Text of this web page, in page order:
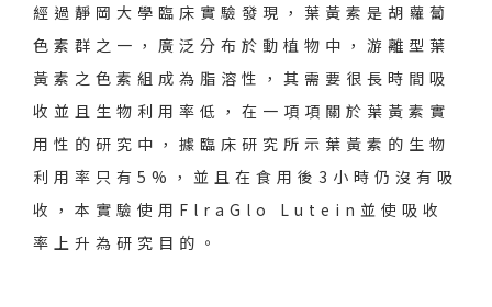
經過靜岡大學臨床實驗發現，葉黃素是胡蘿蔔
色素群之一，廣泛分布於動植物中，游離型葉
黃素之色素組成為脂溶性，其需要很長時間吸
收並且生物利用率低，在一項項關於葉黃素實
用性的研究中，據臨床研究所示葉黃素的生物
利用率只有5%，並且在食用後3小時仍沒有吸
收，本實驗使用FlraGlo Lutein並使吸收
率上升為研究目的。